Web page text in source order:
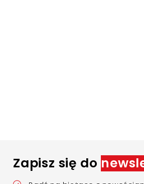
Zapisz się do